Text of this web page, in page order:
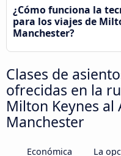
¿Cómo funciona la
para los viajes de
Manchester?
Clases de
ofrecidas en la
Milton Keynes
Manchester
Económica
La